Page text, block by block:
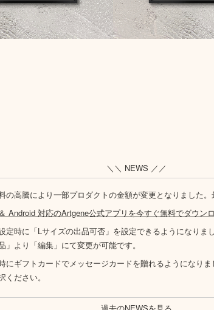
＼＼ NEWS ／／
の高騰により一部プロダクトの金額が変更となりました。
Android 対応のArtgene公式アプリを今すぐ無料でダウン
定時に「Lサイズの出品可否」を設定できるようになりま
」より「編集」にて変更が可能です。
にギフトカードでメッセージカードを贈れるようになり
ください。